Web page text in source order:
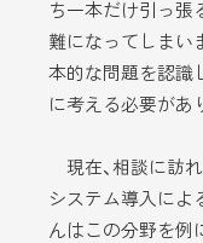
ち一本だけ引っ張
難になってしまい
本的な問題を認識
に考える必要があ
現在、相談に訪
システム導入によ
んはこの分野を例